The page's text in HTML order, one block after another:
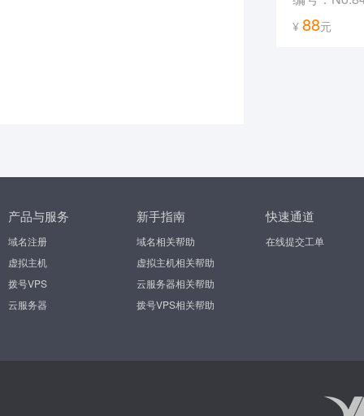
¥ 88元
产品与服务
域名注册
虚拟主机
拨号VPS
云服务器
新手指南
域名相关帮助
虚拟主机相关帮助
云服务器相关帮助
拨号VPS相关帮助
快速通道
在线提交工单